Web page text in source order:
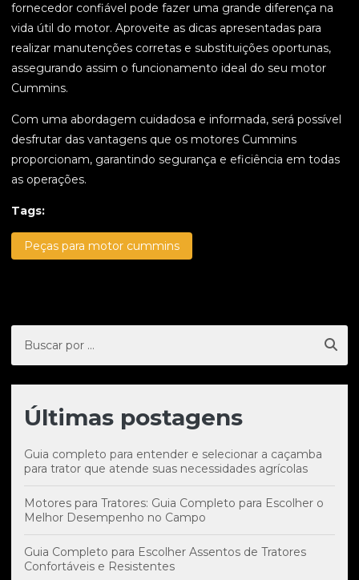
fornecedor confiável pode fazer uma grande diferença na
vida útil do motor. Aproveite as dicas apresentadas para
realizar manutenções corretas e substituições oportunas,
assegurando assim o funcionamento ideal do seu motor
Cummins.
Com uma abordagem cuidadosa e informada, será possível
desfrutar das vantagens que os motores Cummins
proporcionam, garantindo segurança e eficiência em todas
as operações.
Tags:
Peças para motor cummins
Últimas postagens
Guia completo para entender e selecionar a caçamba
para trator que atende suas necessidades agrícolas
Motores para Tratores: Guia Completo para Escolher o
Melhor Desempenho no Campo
Guia Completo para Escolher Assentos de Tratores
Confortáveis e Resistentes